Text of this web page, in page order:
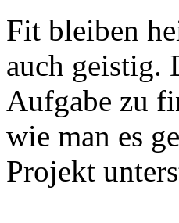
Fit bleiben
auch geistig.
Aufgabe zu
wie man es
Projekt